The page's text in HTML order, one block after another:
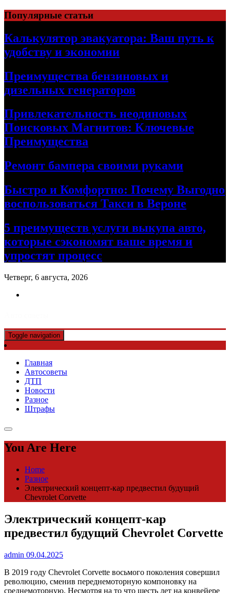
Skip
to
content
Популярные статьи
Калькулятор эвакуатора: Ваш путь к
удобству и экономии
Преимущества бензиновых и
дизельных генераторов
Привлекательность неодиновых
Поисковых Магнитов: Ключевые
Преимущества
Ремонт бампера своими руками
Быстро и Комфортно: Почему Выгодно
воспользоваться Такси в Вероне
5 преимуществ услуги выкупа авто,
которые сэкономят ваше время и
упростят процесс
Четверг, 6 августа, 2026
Toggle navigation
Главная
Автосоветы
ДТП
Новости
Разное
Штрафы
You Are Here
Home
Разное
Электрический концепт-кар предвестил будущий
Chevrolet Corvette
Электрический концепт-кар
предвестил будущий Chevrolet Corvette
admin 09.04.2025
В 2019 году Chevrolet Corvette восьмого поколения совершил
революцию, сменив переднемоторную компоновку на
среднемоторную. Несмотря на то что шесть лет на конвейере